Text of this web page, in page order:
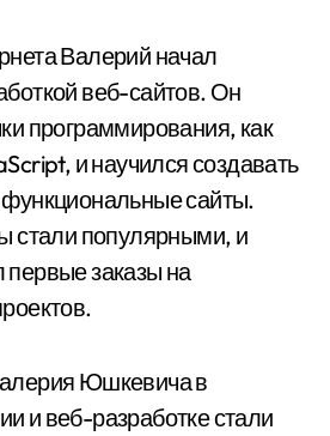
Валерий начал
веб-сайтов. Он
программирования, как
и научился создавать
сайты.
стали популярными, и
заказы на
Юшкевича в
и веб-разработке стали